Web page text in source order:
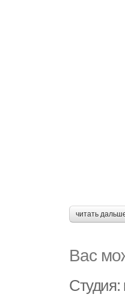
читать
Вас
Студия: